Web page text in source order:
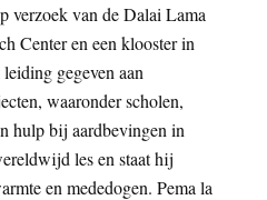
verzoek van de Dalai Lama
Center en een klooster in
gegeven aan
waaronder scholen,
hulp bij aardbevingen in
les en staat hij
en mededogen. Pema la